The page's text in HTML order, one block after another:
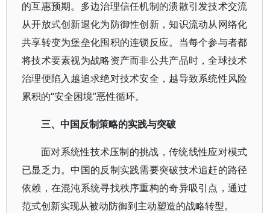
的互惠预期。多边治理信任机制的溃散引发技术交流
从开放式创新退化为防御性创新，知识流动从网络化
共享转变为堡垒化囤积的连锁反应。当每个参与者都
将技术要素视为战略资产而非公共产品时，全球技术
治理便陷入越追求绝对技术安全，越导致系统性风险
累积的“安全困境”恶性循环。
三、中国反制策略的实践与突破
面对系统性技术压制的挑战，传统线性应对模式
已显乏力。中国的反制实践需要突破技术追赶的路径
依赖，在混沌系统寻找秩序重构的奇异吸引点，通过
范式创新实现从被动防御到主动塑造的战略转型。